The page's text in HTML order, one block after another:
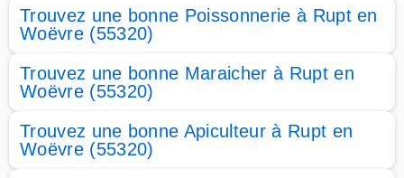
Trouvez une bonne Poissonnerie à Rupt en
Woëvre (55320)
Trouvez une bonne Maraicher à Rupt en
Woëvre (55320)
Trouvez une bonne Apiculteur à Rupt en
Woëvre (55320)